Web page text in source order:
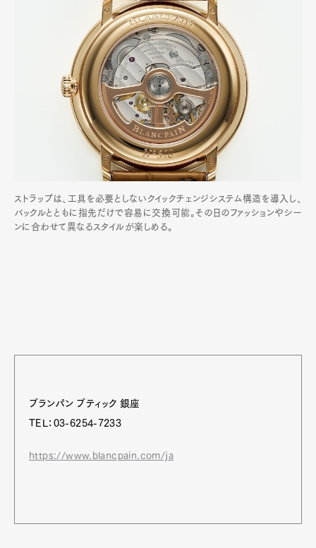
ストラップは、工具を必要としないクイックチェンジシステム構造を導入し、
バックルとともに指先だけで容易に交換可能。その日のファッションやシー
ンに合わせて異なるスタイルが楽しめる。
ブランパン ブティック 銀座
TEL：03-6254-7233
https://www.blancpain.com/ja